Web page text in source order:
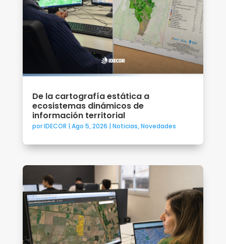
De la cartografía estática a
ecosistemas dinámicos de
información territorial
porIDECOR | Ago 5, 2026 | Noticias,Novedades